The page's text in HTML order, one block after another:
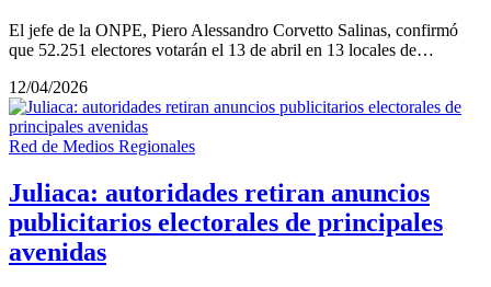
El jefe de la ONPE, Piero Alessandro Corvetto Salinas, confirmó
que 52.251 electores votarán el 13 de abril en 13 locales de…
12/04/2026
Red de Medios Regionales
Juliaca: autoridades retiran anuncios
publicitarios electorales de principales
avenidas